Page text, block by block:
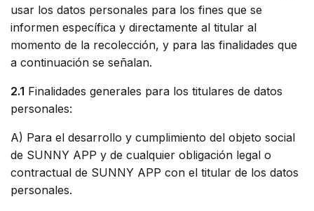
usar los datos personales para los fines que se
informen específica y directamente al titular al
momento de la recolección, y para las finalidades que
a continuación se señalan.
2.1 Finalidades generales para los titulares de datos
personales:
A) Para el desarrollo y cumplimiento del objeto social
de SUNNY APP y de cualquier obligación legal o
contractual de SUNNY APP con el titular de los datos
personales.